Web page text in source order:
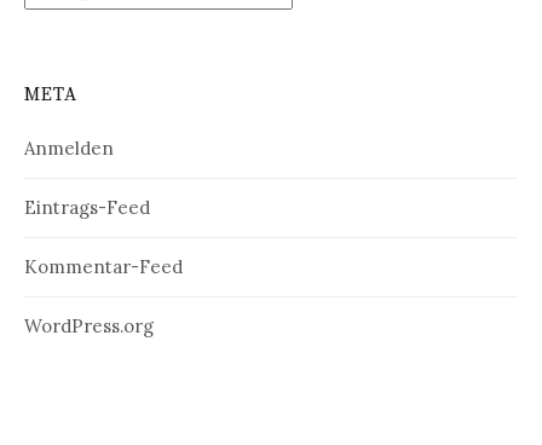
META
Anmelden
Eintrags-Feed
Kommentar-Feed
WordPress.org